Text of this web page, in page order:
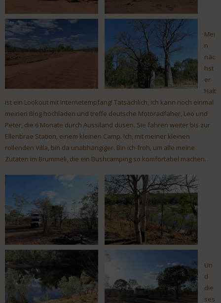
Mei
n
näc
hst
er
Halt
ist ein Lookout mit Internetempfang! Tatsächlich, ich kann noch einmal
meinen Blog hochladen und treffe deutsche Motoradfaher, Leo und
Peter, die 6 Monate durch Aussiland düsen. Sie fahren weiter bis zur
Ellenbrae Station, einem kleinen Camp. Ich, mit meiner kleinen
rollenden Villa, bin da unabhängiger. Bin ich froh, um alle meine
Zutaten im Brummeli, die ein Bushcamping so komfortabel machen.
Un
d
die
ses